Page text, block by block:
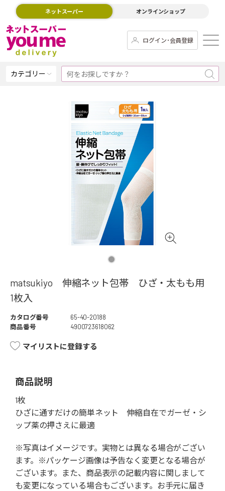
ネットスーパー オンラインショップ
ログイン･会員登録
カテゴリー
matsukiyo 伸縮ネット包帯 ひざ・太もも用
1枚入
カタログ番号
65-40-20188
商品番号
4900723618062
マイリストに登録する
商品説明
1枚
ひざに通すだけの簡単ネット 伸縮自在でガーゼ・シ
ップ薬の押さえに最適
※写真はイメージです。実物とは異なる場合がござい
ます。※パッケージ画像は予告なく変更となる場合が
ございます。また、商品表示の記載内容に関しまして
も変更になっている場合もございます。お手元に届き